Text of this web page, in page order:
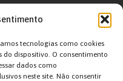
tecnologias como cookies
dispositivo. O consentimento
dados como
neste site. Não consentir